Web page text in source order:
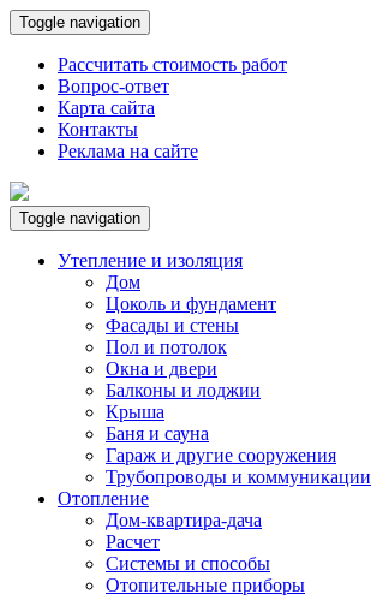
Toggle navigation
Рассчитать стоимость работ
Вопрос-ответ
Карта сайта
Контакты
Реклама на сайте
Toggle navigation
Утепление и изоляция
Дом
Цоколь и фундамент
Фасады и стены
Пол и потолок
Окна и двери
Балконы и лоджии
Крыша
Баня и сауна
Гараж и другие сооружения
Трубопроводы и коммуникации
Отопление
Дом-квартира-дача
Расчет
Системы и способы
Отопительные приборы